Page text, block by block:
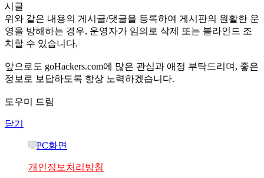
시글
위와 같은 내용의 게시글/댓글을 등록하여 게시판의 원활한 운
영을 방해하는 경우, 운영자가 임의로 삭제 또는 블라인드 조
치할 수 있습니다.
앞으로도 goHackers.com에 많은 관심과 애정 부탁드리며, 좋은
정보로 보답하도록 항상 노력하겠습니다.
도우미 드림
닫기
PC화면
개인정보처리방침